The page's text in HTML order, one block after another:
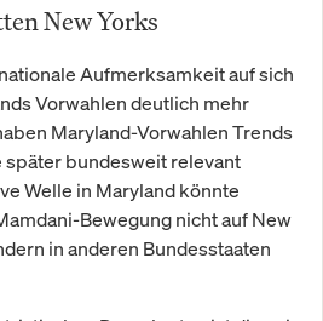
New Yorks
Aufmerksamkeit auf sich
Vorwahlen deutlich mehr
Maryland-Vorwahlen Trends
bundesweit relevant
Welle in Maryland könnte
Bewegung nicht auf New
in anderen Bundesstaaten